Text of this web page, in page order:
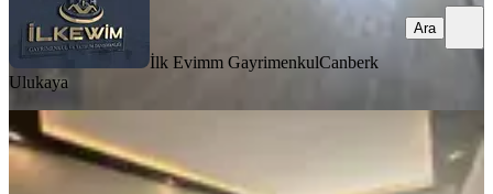
İlk Evimm GayrimenkulCanberk
Ulukaya
Ara
SİTE İÇİ
Topel Mah. 170 M² Lüx 4+1